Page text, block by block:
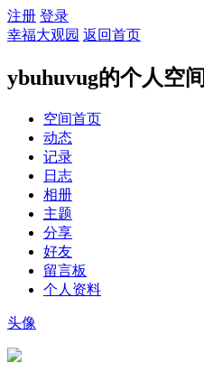
注册 登录
幸福大观园 返回首页
ybuhuvug的个人空间
空间首页
动态
记录
日志
相册
主题
分享
好友
留言板
个人资料
头像